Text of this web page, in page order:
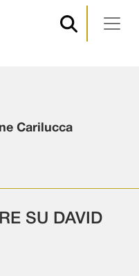
Carilucca
SU DAVID